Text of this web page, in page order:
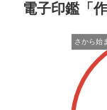
電子印鑑「
さから始